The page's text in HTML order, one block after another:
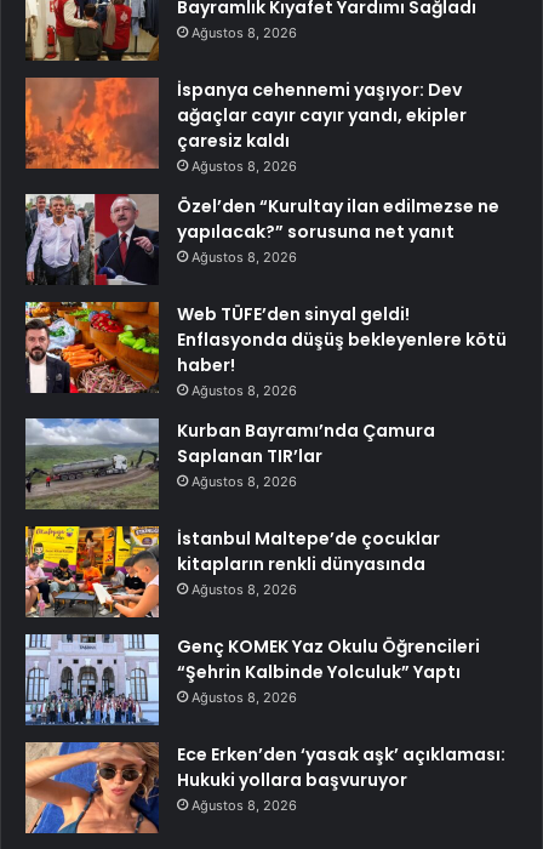
Bayramlık Kıyafet Yardımı Sağladı
Ağustos 8, 2026
İspanya cehennemi yaşıyor: Dev
ağaçlar cayır cayır yandı, ekipler
çaresiz kaldı
Ağustos 8, 2026
Özel’den “Kurultay ilan edilmezse ne
yapılacak?” sorusuna net yanıt
Ağustos 8, 2026
Web TÜFE’den sinyal geldi!
Enflasyonda düşüş bekleyenlere kötü
haber!
Ağustos 8, 2026
Kurban Bayramı’nda Çamura
Saplanan TIR’lar
Ağustos 8, 2026
İstanbul Maltepe’de çocuklar
kitapların renkli dünyasında
Ağustos 8, 2026
Genç KOMEK Yaz Okulu Öğrencileri
“Şehrin Kalbinde Yolculuk” Yaptı
Ağustos 8, 2026
Ece Erken’den ‘yasak aşk’ açıklaması:
Hukuki yollara başvuruyor
Ağustos 8, 2026